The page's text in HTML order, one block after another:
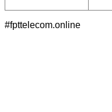
#fpttelecom.online